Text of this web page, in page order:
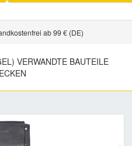
ab 99 € (DE)
VERWANDTE BAUTEILE